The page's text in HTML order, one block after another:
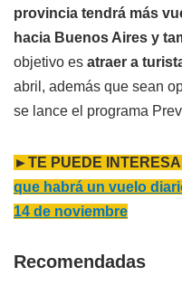
provincia tendrá más
hacia Buenos Aires y
objetivo es atraer a
abril, además que sean
se lance el programa
►TE PUEDE
que habrá un vuelo
14 de noviembre
Recomendadas